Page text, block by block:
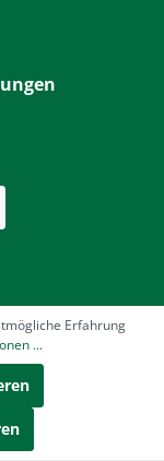
Erfahrung
...